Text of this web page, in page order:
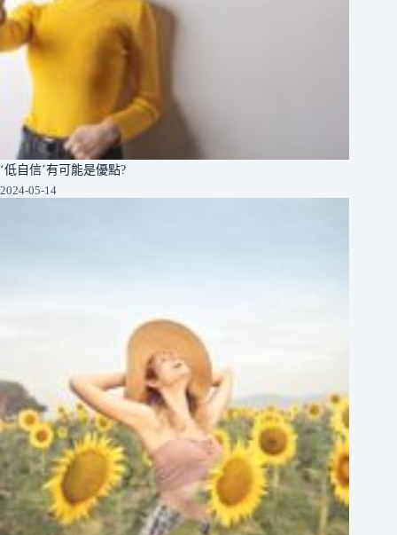
‘低自信’有可能是優點?
2024-05-14